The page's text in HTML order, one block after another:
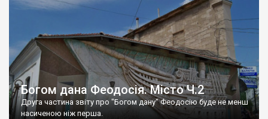
Богом дана Феодосія. Місто Ч.2
Друга частина звіту про "Богом дану" Феодосію буде не менш
насиченою ніж перша.